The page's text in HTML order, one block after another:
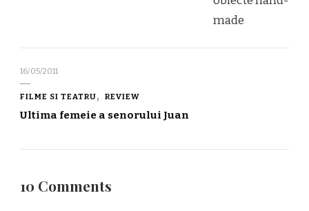
16/05/2011
FILME SI TEATRU REVIEW
Ultima femeie a senorului Juan
10 Comments